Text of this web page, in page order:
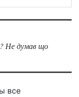
Не думав що
все